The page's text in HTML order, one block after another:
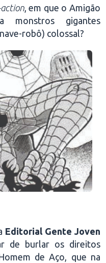
, em que o Amigão
monstros gigantes
robô) colossal?
Editorial Gente Joven
de burlar os direitos
de Aço, que na